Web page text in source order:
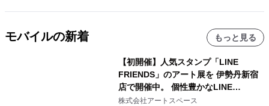
モバイルの新着 もっと見る
【初開催】人気スタンプ「LINE
FRIENDS」のアート展を 伊勢丹新宿
店で開催中。 個性豊かなLINE
FRIENDSの仲間たちが インテリアア
株式会社アートスペース